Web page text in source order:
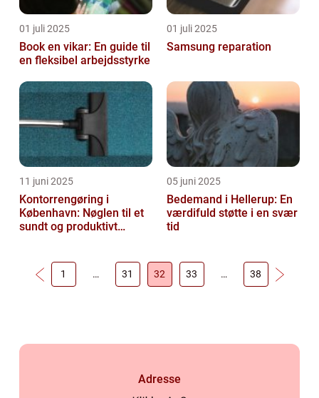
01 juli 2025
Book en vikar: En guide til
en fleksibel arbejdsstyrke
01 juli 2025
Samsung reparation
11 juni 2025
Kontorrengøring i
København: Nøglen til et
sundt og produktivt
05 juni 2025
Bedemand i Hellerup: En
værdifuld støtte i en svær
tid
1 … 31 32 33 … 38
Adresse